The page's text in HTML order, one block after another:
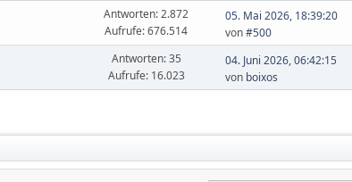
Antworten: 2.872
Aufrufe: 676.514
05. Mai 2026, 18:39:20
von#500
Antworten: 35
Aufrufe: 16.023
04. Juni 2026, 06:42:15
von boixos